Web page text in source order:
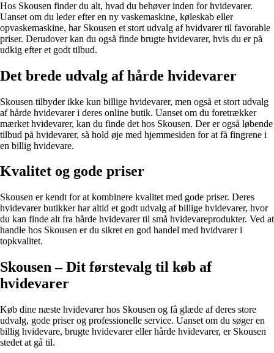
Hos Skousen finder du alt, hvad du behøver inden for hvidevarer.
Uanset om du leder efter en ny vaskemaskine, køleskab eller
opvaskemaskine, har Skousen et stort udvalg af hvidvarer til favorable
priser. Derudover kan du også finde brugte hvidevarer, hvis du er på
udkig efter et godt tilbud.
Det brede udvalg af hårde hvidevarer
Skousen tilbyder ikke kun billige hvidevarer, men også et stort udvalg
af hårde hvidevarer i deres online butik. Uanset om du foretrækker
mærket hvidevarer, kan du finde det hos Skousen. Der er også løbende
tilbud på hvidevarer, så hold øje med hjemmesiden for at få fingrene i
en billig hvidevare.
Kvalitet og gode priser
Skousen er kendt for at kombinere kvalitet med gode priser. Deres
hvidevarer butikker har altid et godt udvalg af billige hvidevarer, hvor
du kan finde alt fra hårde hvidevarer til små hvidevareprodukter. Ved at
handle hos Skousen er du sikret en god handel med hvidvarer i
topkvalitet.
Skousen – Dit førstevalg til køb af
hvidevarer
Køb dine næste hvidevarer hos Skousen og få glæde af deres store
udvalg, gode priser og professionelle service. Uanset om du søger en
billig hvidevare, brugte hvidevarer eller hårde hvidevarer, er Skousen
stedet at gå til.